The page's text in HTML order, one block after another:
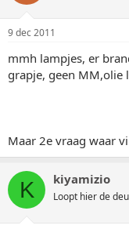
9 dec 2011
mmh lampjes, er
grapje, geen MM,olie
Maar 2e vraag waar
K kiyamizio
Loopt hier de